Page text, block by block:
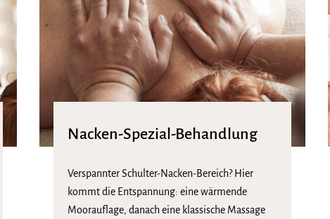
Nacken-Spezial-Behandlung
Verspannter Schulter-Nacken-Bereich? Hier
kommt die Entspannung: eine wärmende
Moorauflage, danach eine klassische Massage